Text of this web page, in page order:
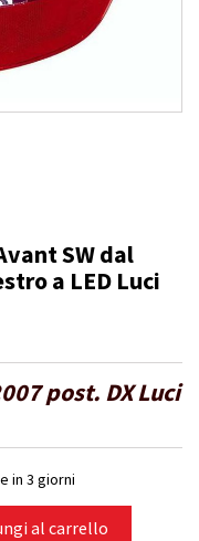
SW dal
a LED Luci
post. DX Luci
in 3 giorni
al carrello